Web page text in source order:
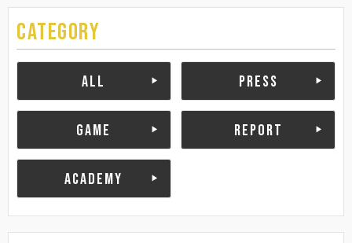
CATEGORY
ALL PRESS
GAME REPORT
ACADEMY